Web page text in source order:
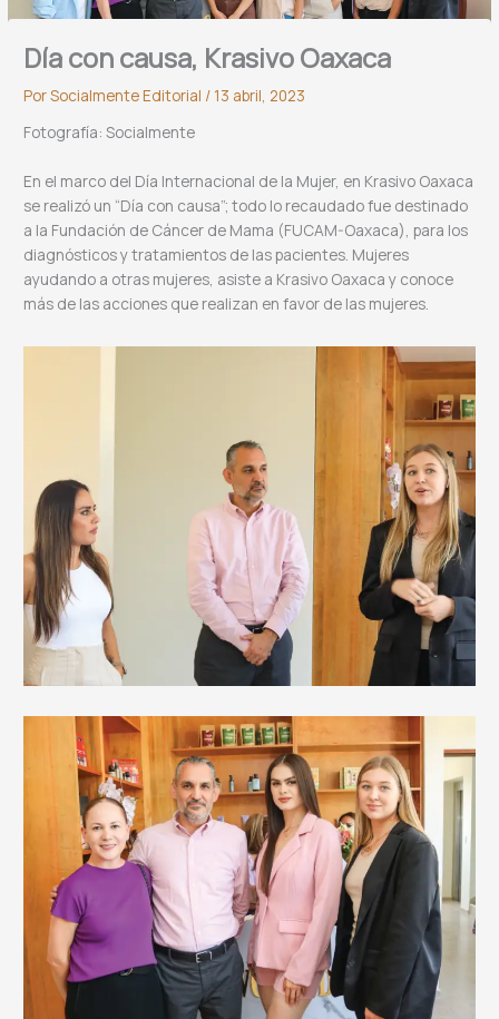
Día con causa, Krasivo Oaxaca
PorSocialmente Editorial / 13 abril, 2023
Fotografía: Socialmente
En el marco del Día Internacional de la Mujer, en Krasivo Oaxaca
se realizó un “Día con causa”; todo lo recaudado fue destinado
a la Fundación de Cáncer de Mama (FUCAM-Oaxaca), para los
diagnósticos y tratamientos de las pacientes. Mujeres
ayudando a otras mujeres, asiste a Krasivo Oaxaca y conoce
más de las acciones que realizan en favor de las mujeres.